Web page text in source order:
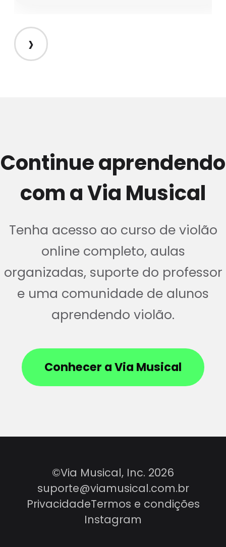
›
Continue aprendendo
com a Via Musical
Tenha acesso ao curso de violão
online completo, aulas
organizadas, suporte do professor
e uma comunidade de alunos
aprendendo violão.
Conhecer a Via Musical
©Via Musical, Inc. 2026
suporte@viamusical.com.br
PrivacidadeTermos e condições
Instagram